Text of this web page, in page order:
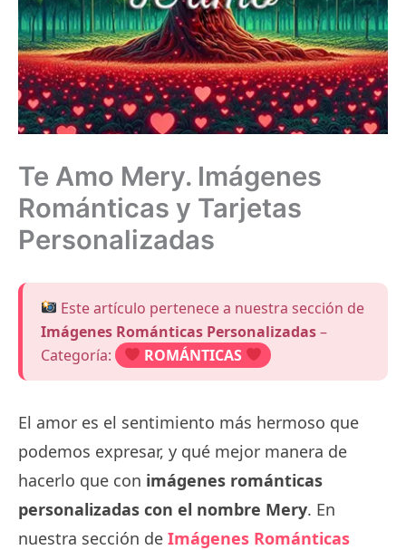
Te Amo Mery. Imágenes
Románticas y Tarjetas
Personalizadas
Este artículo pertenece a nuestra sección de
Imágenes Románticas Personalizadas–
Categoría:
ROMÁNTICAS
El amor es el sentimiento más hermoso que
podemos expresar, y qué mejor manera de
hacerlo que con imágenes románticas
personalizadas con el nombre Mery. En
nuestra sección de Imágenes Románticas